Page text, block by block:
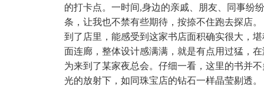
的打卡点。一时间,身边的亲戚、朋友、同事纷
条，让我也不禁有些期待，按捺不住跑去探店。
到了店里，能感受到这家书店面积确实很大，
面连廊，整体设计感满满，就是有点用过猛，
为来到了某家夜总会。仔细一看，这里的书并
光的放射下，如同珠宝店的钻石一样晶莹剔透。